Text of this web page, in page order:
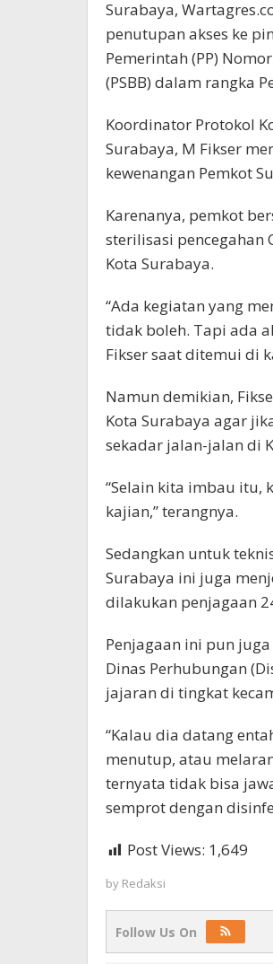
Surabaya,
penutupan akses ke
Pemerintah (PP)
(PSBB) dalam rangka
Koordinator Protokol
Surabaya, M Fikser
kewenangan Pemkot
Karenanya, pemkot
sterilisasi pencegahan
Kota Surabaya.
“Ada kegiatan yang
tidak boleh. Tapi ada
Fikser saat ditemui di
Namun demikian,
Kota Surabaya agar
sekadar jalan-jalan di
“Selain kita imbau itu,
kajian,” terangnya.
Sedangkan untuk
Surabaya ini juga
dilakukan penjagaan
Penjagaan ini pun
Dinas Perhubungan
jajaran di tingkat
“Kalau dia datang
menutup, atau
ternyata tidak bisa
semprot dengan
Post Views: 1,649
by Redaksi
Follow Us On